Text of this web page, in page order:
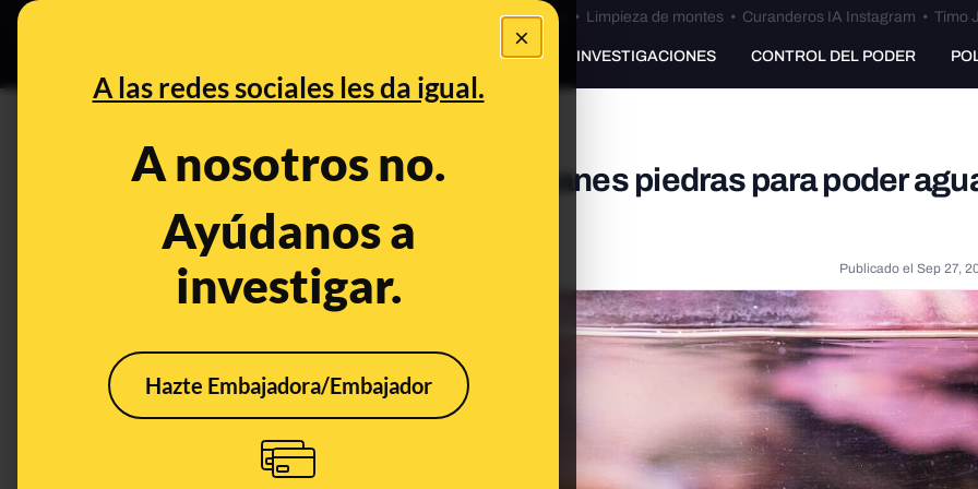
×
A las redes sociales les da igual.
A nosotros no.
Ayúdanos a
investigar.
Hazte Embajadora/Embajador
Bulos Ceuta • Limpieza de montes• Curanderos IA Instagram • Timo
PREBUNKING INVESTIGACIONES CONTROL DEL PODER
¿Ingieren los cocodrilos y los caimanes piedras para poder
más tiempo bajo el agua?
Publicado el Sep 27,